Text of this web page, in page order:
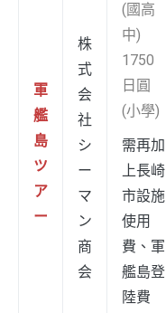
軍
艦
島
ツ
ア
ー
株
式
会
社
シ
ー
マ
ン
商
会
(國高
中)
1750
日圓
(小學)
需再加
上長崎
市設施
使用
費、軍
艦島登
陸費